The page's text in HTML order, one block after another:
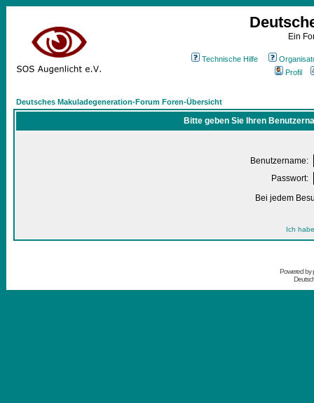
Ein
Technische Hilfe
Profil
Deutsches Makuladegeneration-Forum Foren-Übersicht
Bitte geben Sie Ihren
Benutzername:
Passwort:
Bei jedem
Ich
Powered by